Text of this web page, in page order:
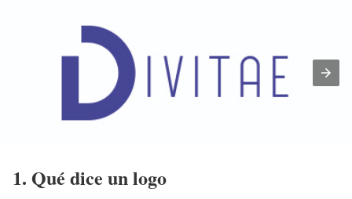
1. Qué dice un logo